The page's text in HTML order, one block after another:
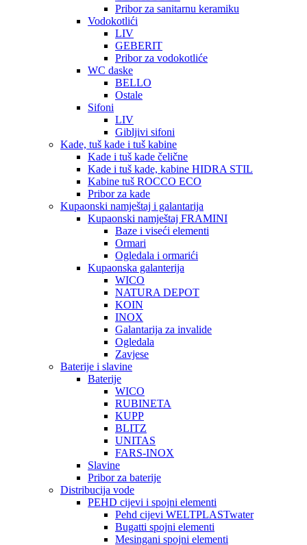
Pribor za sanitarnu keramiku
Vodokotlići
LIV
GEBERIT
Pribor za vodokotliće
WC daske
BELLO
Ostale
Sifoni
LIV
Gibljivi sifoni
Kade, tuš kade i tuš kabine
Kade i tuš kade čelične
Kade i tuš kade, kabine HIDRA STIL
Kabine tuš ROCCO ECO
Pribor za kade
Kupaonski namještaj i galantarija
Kupaonski namještaj FRAMINI
Baze i viseći elementi
Ormari
Ogledala i ormarići
Kupaonska galanterija
WICO
NATURA DEPOT
KOIN
INOX
Galantarija za invalide
Ogledala
Zavjese
Baterije i slavine
Baterije
WICO
RUBINETA
KUPP
BLITZ
UNITAS
FARS-INOX
Slavine
Pribor za baterije
Distribucija vode
PEHD cijevi i spojni elementi
Pehd cijevi WELTPLASTwater
Bugatti spojni elementi
Mesingani spojni elementi